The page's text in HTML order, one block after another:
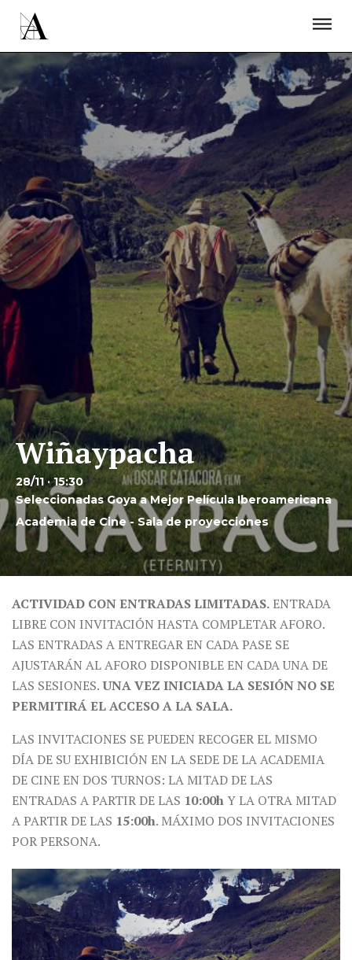
Wiñaypacha
28/11 · 15:30
Seleccionadas Goya a Mejor Película Iberoamericana
Academia de Cine - Sala de proyecciones
ACTIVIDAD CON ENTRADAS LIMITADAS. ENTRADA
LIBRE CON INVITACIÓN HASTA COMPLETAR AFORO.
LAS ENTRADAS A ENTREGAR EN CADA PASE SE
AJUSTARÁN AL AFORO DISPONIBLE EN CADA UNA DE
LAS SESIONES.UNA VEZ INICIADA LA SESIÓN NO SE
PERMITIRÁ EL ACCESO A LA SALA.
LAS INVITACIONES SE PUEDEN RECOGER EL MISMO
DÍA DE SU EXHIBICIÓN EN LA SEDE DE LA ACADEMIA
DE CINE EN DOS TURNOS: LA MITAD DE LAS
ENTRADAS A PARTIR DE LAS 10:00hY LA OTRA MITAD
A PARTIR DE LAS 15:00h. MÁXIMO DOS INVITACIONES
POR PERSONA.
ACTUALIDAD
PROYECTOS
RESIDENCIAS
ÚNETE A LA ACADEMIA DE CINE
PRENSA
NEWSLETTER